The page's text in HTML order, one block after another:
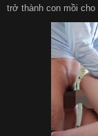
trở thành con mồi